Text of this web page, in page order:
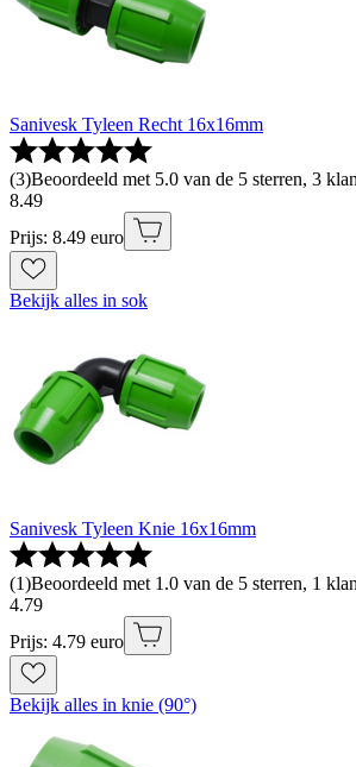
Sanivesk Tyleen Recht 16x16mm
(3)Beoordeeld met 5.0 van de 5 sterren, 3
8.49
Prijs: 8.49 euro
Bekijk alles in sok
Sanivesk Tyleen Knie 16x16mm
(1)Beoordeeld met 1.0 van de 5 sterren, 1
4.79
Prijs: 4.79 euro
Bekijk alles in knie (90°)